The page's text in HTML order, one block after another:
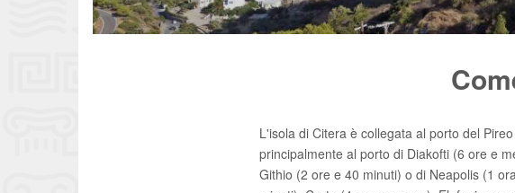
L'isola di Citera è collegata al porto del
principalmente al porto di Diakofti (6 ore e
Githio (2 ore e 40 minuti) o di Neapolis (1